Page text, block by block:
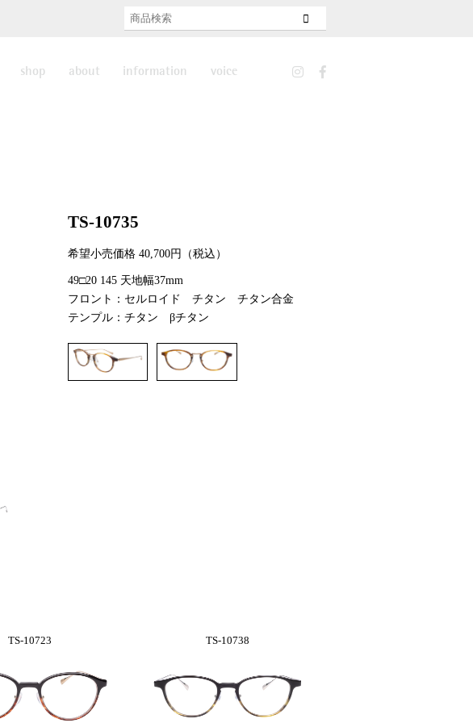
shop about information voice
TS-10735
希望小売価格 40,700円（税込）
49□20 145 天地幅37mm
フロント：セルロイド チタン チタン合金
テンプル：チタン βチタン
TS-10723 TS-10738